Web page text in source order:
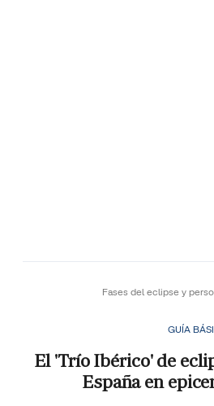
Fases del eclipse y
GUÍA
El 'Trío Ibérico' de
España en